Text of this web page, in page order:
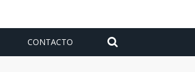
CONTACTO